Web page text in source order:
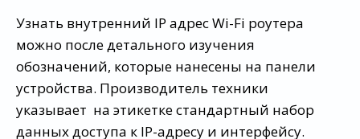
Узнать внутренний IP адрес Wi-Fi роутера
можно после детального изучения
обозначений, которые нанесены на панели
устройства. Производитель техники
указывает на этикетке стандартный набор
данных доступа к IP-адресу и интерфейсу.